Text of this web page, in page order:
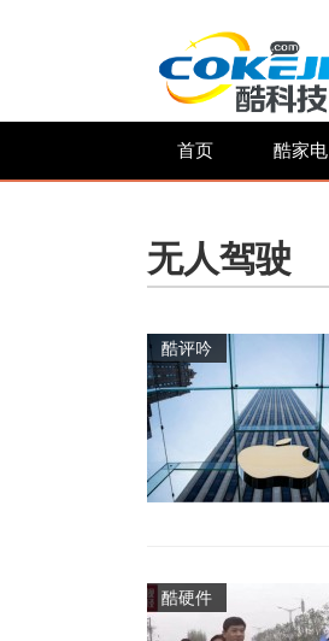
首页 酷家电
无人驾驶
酷评吟
酷硬件